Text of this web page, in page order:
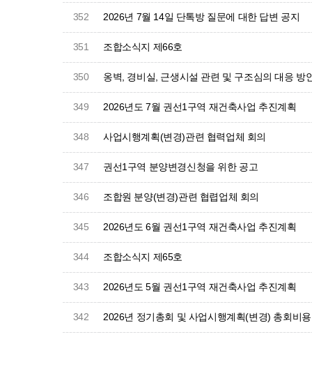
352 2026년 7월 14일 단톡방 질문에 대한 답변 공지
351 조합소식지 제66호
350 옹벽, 경비실, 근생시설 관련 및 구조심의 대응 방
349 2026년도 7월 권선1구역 재건축사업 추진계획
348 사업시행계획(변경)관련 협력업체 회의
347 권선1구역 분양변경신청을 위한 공고
346 조합원 분양(변경)관련 협렵업체 회의
345 2026년도 6월 권선1구역 재건축사업 추진계획
344 조합소식지 제65호
343 2026년도 5월 권선1구역 재건축사업 추진계획
342 2026년 정기총회 및 사업시행계획(변경) 총회비